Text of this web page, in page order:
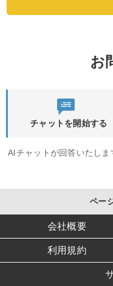
お
チャットを開始する
AIチャットが回答いたしま
ペー
会社概要
利用規約